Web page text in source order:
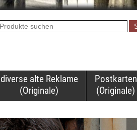
diverse alte Reklame
(Originale)
Postkarten
(Originale)